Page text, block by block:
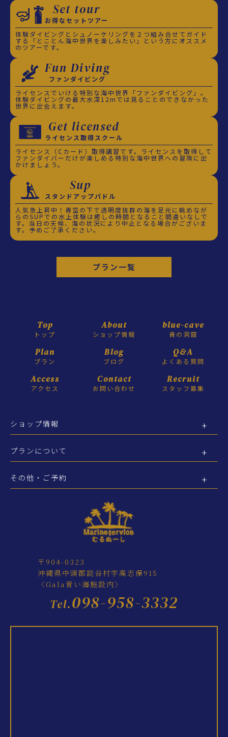
Set tour
お得なセットツアー
体験ダイビングとシュノーケリングを２つ組み合せてガイド
する「とことん海中世界を楽しみたい」という方にオススメ
のツアーです。
Fun Diving
ファンダイビング
ライセンスでいける特別な海中世界「ファンダイビング」。
体験ダイビングの最大水深12mでは見ることのできなかった
世界に出会えます。
Get licensed
ライセンス取得スクール
ライセンス（Cカード）取得講習です。ライセンスを取得して
ファンダイバーだけが楽しめる特別な海中世界への冒険に出
かけましょう。
Sup
スタンドアップパドル
人気急上昇中！青空の下で透明度抜群の海を足元に眺めなが
らのSUPでの水上体験は癒しの時間となること間違いなしで
す。当日の天候、海の状況により中止となる場合がございま
す。予めご了承ください。
プラン一覧
Top
トップ
About
ショップ情報
blue-cave
青の洞窟
Plan
プラン
Blog
ブログ
Q&A
よくある質問
Access
アクセス
Contact
お問い合わせ
Recruit
スタッフ募集
ショップ情報
プランについて
その他・ご予約
〒904-0323
沖縄県中頭郡読谷村字高志保915
〈Gala青い海施設内〉
Tel.098-958-3332